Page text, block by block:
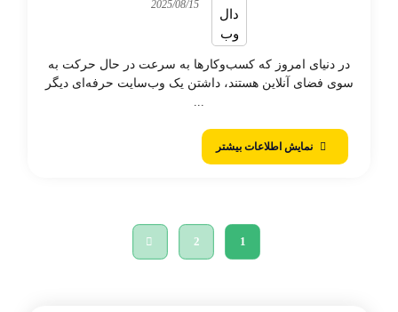
2025/08/15
در دنیای امروز که کسب‌وکارها به سرعت در حال حرکت به
سوی فضای آنلاین هستند، داشتن یک وب‌سایت حرفه‌ای دیگر
...
نمایش اطلاعات بیشتر
1
2